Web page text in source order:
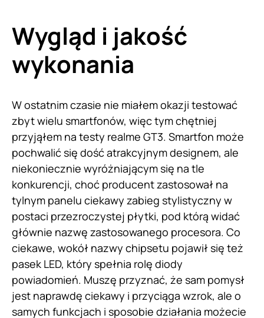
Wygląd i jakość
wykonania
W ostatnim czasie nie miałem okazji testować
zbyt wielu smartfonów, więc tym chętniej
przyjąłem na testy realme GT3. Smartfon może
pochwalić się dość atrakcyjnym designem, ale
niekoniecznie wyróżniającym się na tle
konkurencji, choć producent zastosował na
tylnym panelu ciekawy zabieg stylistyczny w
postaci przezroczystej płytki, pod którą widać
głównie nazwę zastosowanego procesora. Co
ciekawe, wokół nazwy chipsetu pojawił się też
pasek LED, który spełnia rolę diody
powiadomień. Muszę przyznać, że sam pomysł
jest naprawdę ciekawy i przyciąga wzrok, ale o
samych funkcjach i sposobie działania możecie